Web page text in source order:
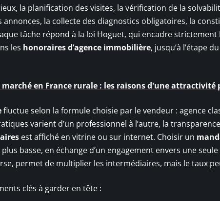
la planification des visites, la vérification de la
la collecte des diagnostics obligatoires, la
tâche répond à la loi Hoguet, qui encadre strictement
les honoraires d’agence immobilière, jusqu’à l’étape
en France rurale : les raisons d'une attractivité
fluctue selon la formule choisie par le vendeur : agence
varient d’un professionnel à l’autre, la
est affiché en vitrine ou sur internet. Choisir un
basse, en échange d’un engagement envers une seule
permet de multiplier les intermédiaires, mais le taux
clés à garder en tête :